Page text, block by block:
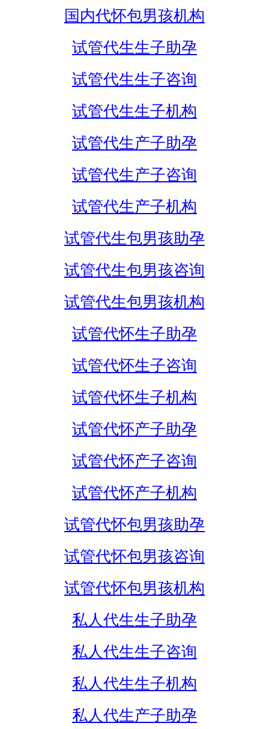
国内代怀包男孩机构
试管代生生子助孕
试管代生生子咨询
试管代生生子机构
试管代生产子助孕
试管代生产子咨询
试管代生产子机构
试管代生包男孩助孕
试管代生包男孩咨询
试管代生包男孩机构
试管代怀生子助孕
试管代怀生子咨询
试管代怀生子机构
试管代怀产子助孕
试管代怀产子咨询
试管代怀产子机构
试管代怀包男孩助孕
试管代怀包男孩咨询
试管代怀包男孩机构
私人代生生子助孕
私人代生生子咨询
私人代生生子机构
私人代生产子助孕